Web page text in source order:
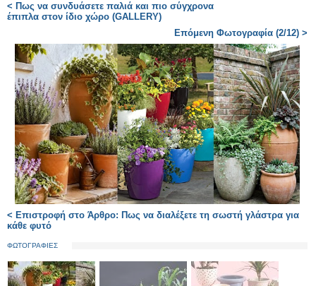
< Πως να συνδυάσετε παλιά και πιο σύγχρονα
έπιπλα στον ίδιο χώρο (GALLERY)
Επόμενη Φωτογραφία (2/12) >
< Επιστροφή στο Άρθρο: Πως να διαλέξετε τη σωστή γλάστρα για
κάθε φυτό
ΦΩΤΟΓΡΑΦΙΕΣ